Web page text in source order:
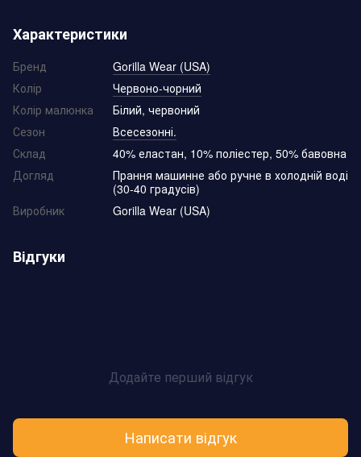
Характеристики
Бренд
Gorilla Wear (USA)
Колір
Червоно-чорний
Колір малюнка
Білий, червоний
Сезон
Всесезонні.
Склад
40% еластан, 10% поліестер, 50% бавовна
Догляд
Прання машинне або ручне в холодній воді
(30-40 градусів)
Виробник
Gorilla Wear (USA)
Відгуки
Додайте перший відгук
Написати відгук